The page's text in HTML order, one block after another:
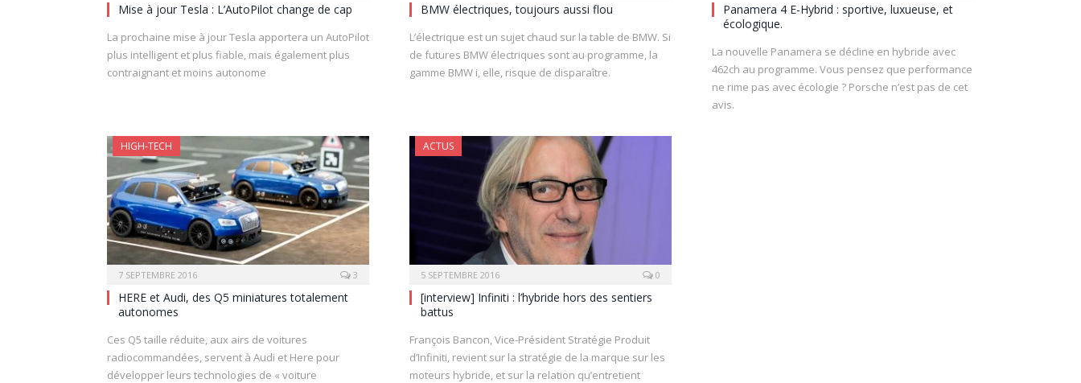
Mise à jour Tesla : L’AutoPilot change de cap
La prochaine mise à jour Tesla apportera un AutoPilot
plus intelligent et plus fiable, mais également plus
contraignant et moins autonome
BMW électriques, toujours aussi flou
L’électrique est un sujet chaud sur la table de BMW. Si
de futures BMW électriques sont au programme, la
gamme BMW i, elle, risque de disparaître.
Panamera 4 E-Hybrid : sportive, luxueuse, et
écologique.
La nouvelle Panamera se décline en hybride avec
462ch au programme. Vous pensez que performance
ne rime pas avec écologie ? Porsche n’est pas de cet
avis.
HIGH-TECH
7 SEPTEMBRE 2016 3
HERE et Audi, des Q5 miniatures totalement
autonomes
Ces Q5 taille réduite, aux airs de voitures
radiocommandées, servent à Audi et Here pour
développer leurs technologies de « voiture
ACTUS
5 SEPTEMBRE 2016 0
[interview] Infiniti : l’hybride hors des sentiers
battus
François Bancon, Vice-Président Stratégie Produit
d’Infiniti, revient sur la stratégie de la marque sur les
moteurs hybride, et sur la relation qu’entretient